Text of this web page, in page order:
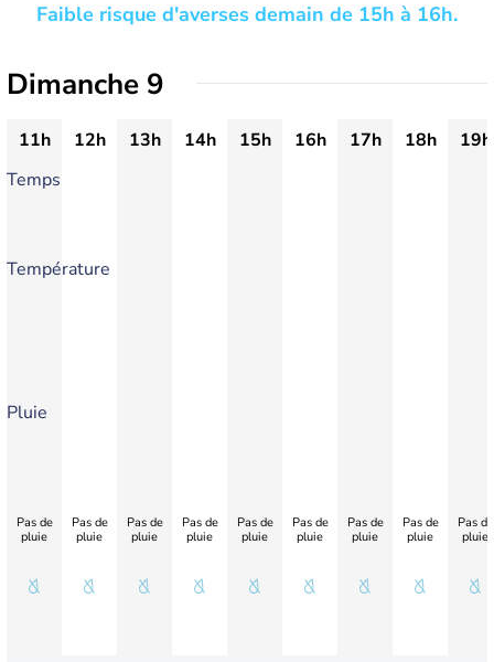
Faible risque d'averses demain de 15h à 16h.
Dimanche 9
11h 12h 13h 14h 15h 16h 17h 18h
19h
Temps
Température
Pluie
Pas de
pluie
Pas de
pluie
Pas de
pluie
Pas de
pluie
Pas de
pluie
Pas de
pluie
Pas de
pluie
Pas de
pluie
Pas de
pluie